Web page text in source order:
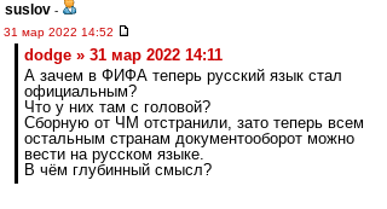
suslov -
31 мар 2022 14:52
dodge » 31 мар 2022 14:11
А зачем в ФИФА теперь русский язык стал
официальным?
Что у них там с головой?
Сборную от ЧМ отстранили, зато теперь всем
остальным странам документооборот можно
вести на русском языке.
В чём глубинный смысл?